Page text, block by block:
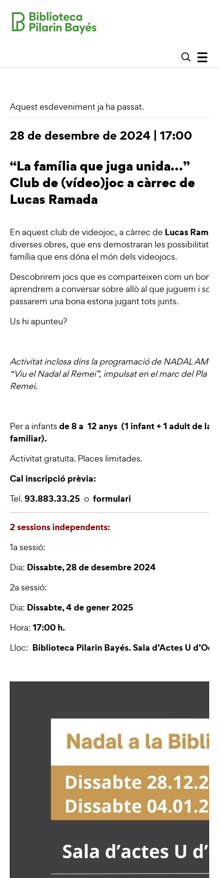
Aquest esdeveniment ja ha passat.
28 de desembre de 2024 | 17:00
“La família que juga unida…”
Club de (vídeo)joc a càrrec de
Lucas Ramada
En aquest club de videojoc, a càrrec de Lucas
diverses obres, que ens demostraran les possibilitats
família que ens dóna el món dels videojocs.
Descobrirem jocs que es comparteixen com un bon
aprendrem a conversar sobre allò al que juguem i
passarem una bona estona jugant tots junts.
Us hi apunteu?
Activitat inclosa dins la programació de NADAL AMB
“Viu el Nadal al Remei”, impulsat en el marc del Pla
Remei.
Per a infants de 8 a 12 anys (1 infant + 1 adult de la
familiar).
Activitat gratuïta. Places limitades.
Cal inscripció prèvia:
Tel.93.883.33.25 o formulari
2 sessions independents:
1a sessió:
Dia: Dissabte, 28 de desembre 2024
2a sessió:
Dia: Dissabte, 4 de gener 2025
Hora: 17:00 h.
Lloc: Biblioteca Pilarin Bayés.Sala d’Actes U